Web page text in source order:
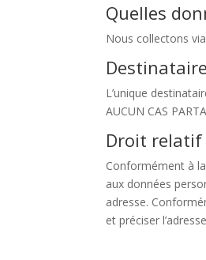
Quelles
Nous collectons
L’unique
AUCUN CAS
Droit relatif
Conformément à
aux données
adresse.
et préciser